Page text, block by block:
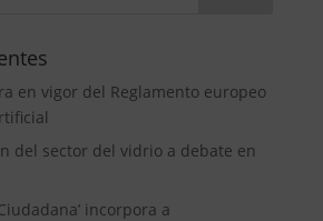
en vigor del Reglamento europeo
del sector del vidrio a debate en
incorpora a